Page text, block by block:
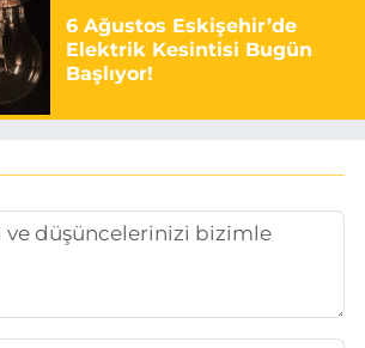
6 Ağustos Eskişehir’de
Elektrik Kesintisi Bugün
Başlıyor!